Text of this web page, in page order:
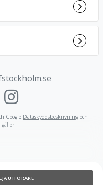
Google Dataskyddsbeskrivning och
gäller.
UTFÖRARE